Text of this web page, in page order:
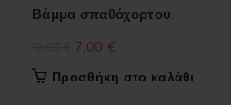
Βάμμα σπαθόχορτου.
Original
price
was:
7,00 €
τρέχουσα
τιμή
Προσθήκη στο καλάθι